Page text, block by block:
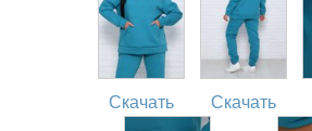
Скачать Скачать